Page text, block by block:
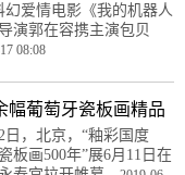
爱情电影《我的机器人
演郭在容携主演包贝
08:08
幅葡萄牙瓷板画精品
日，北京，“釉彩国度
画500年”展6月11日在